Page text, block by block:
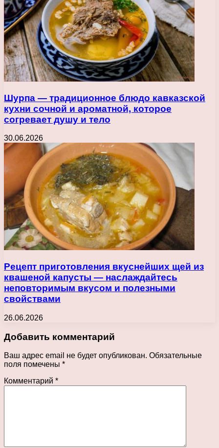
Шурпа — традиционное блюдо кавказской
кухни сочной и ароматной, которое
согревает душу и тело
30.06.2026
Рецепт приготовления вкуснейших щей из
квашеной капусты — наслаждайтесь
неповторимым вкусом и полезными
свойствами
26.06.2026
Добавить комментарий
Ваш адрес email не будет опубликован. Обязательные
поля помечены *
Комментарий *